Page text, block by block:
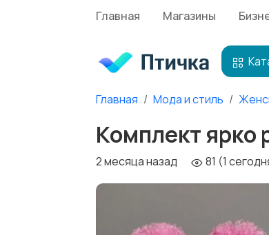
Главная Магазины
Главная Мода и стиль
Комплект ярко
2 месяца назад 81 (1